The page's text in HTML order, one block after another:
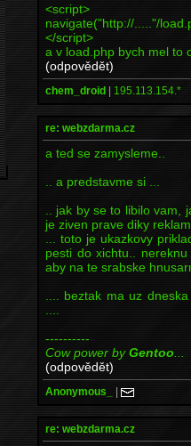
<script>
navigate("http://....."/
</script>
a v load.php bych mel to
(odpovědět)
chem_droid | 195.113.154.*
re: webzdarma.cz
a ted se zamysleme..
.. a predstavme si ...
.. jak by se to libilo vam,
je ziven prave diky
... toto je ukazkovy
pesti do xichtu..
aby na te srabske
.... beztak ma uz
----------
Cow power byGentoo
(odpovědět)
Anonymous_ |
re: webzdarma.cz